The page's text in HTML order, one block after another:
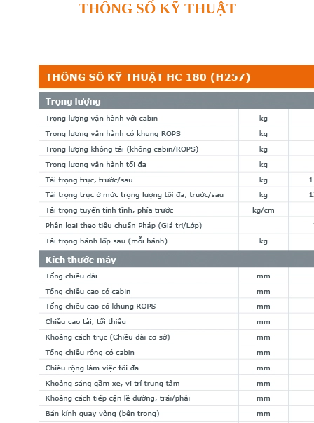
THÔNG SỐ KỸ THUẬT